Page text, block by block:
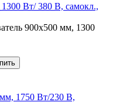
Вт/ 380 В, самокл.,
900х500 мм, 1300